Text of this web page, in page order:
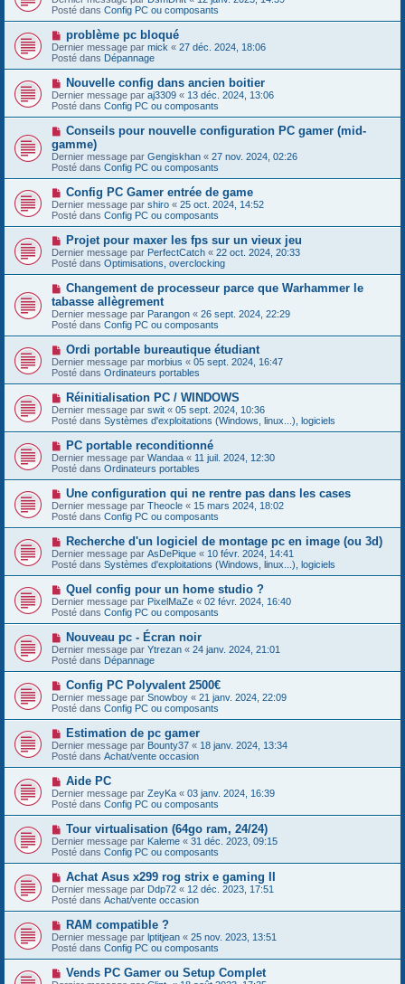
a
g
m
e
s
s
a
g
e
u
v
u
m
e
s
a
g
e
Posté dans Config PC ou composants
N
o
u
v
e
a
u
m
e
s
s
a
g
e
problème pc bloqué
Dernier message par mick « 27 déc. 2024, 18:06
Posté dans Dépannage
N
o
u
v
a
u
m
e
s
s
g
e
Nouvelle config dans ancien boitier
Dernier message par aj3309 « 13 déc. 2024, 13:06
Posté dans Config PC ou composants
N
u
v
e
a
u
m
e
s
s
a
g
e
Conseils pour nouvelle configuration PC gamer (mid-
gamme)
Dernier message par Gengiskhan « 27 nov. 2024, 02:26
Posté dans Config PC ou composants
N
o
u
v
e
a
u
m
e
s
s
a
g
e
Config PC Gamer entrée de game
Dernier message par shiro « 25 oct. 2024, 14:52
Posté dans Config PC ou composants
N
o
u
v
a
u
m
e
s
s
g
e
Projet pour maxer les fps sur un vieux jeu
Dernier message par PerfectCatch « 22 oct. 2024, 20:33
Posté dans Optimisations, overclocking
N
o
u
v
e
a
u
m
e
s
s
a
g
e
Changement de processeur parce que Warhammer le
tabasse allègrement
Dernier message par Parangon « 26 sept. 2024, 22:29
Posté dans Config PC ou composants
N
o
u
v
e
a
u
m
e
s
a
g
e
Ordi portable bureautique étudiant
Dernier message par morbius « 05 sept. 2024, 16:47
Posté dans Ordinateurs portables
N
o
u
v
e
a
u
m
e
s
s
a
g
e
Réinitialisation PC / WINDOWS
Dernier message par swit « 05 sept. 2024, 10:36
Posté dans Systèmes d'exploitations (Windows, linux...), logiciels
N
o
u
v
e
a
u
m
e
s
a
g
e
PC portable reconditionné
Dernier message par Wandaa « 11 juil. 2024, 12:30
Posté dans Ordinateurs portables
N
o
u
v
e
a
u
m
e
s
s
a
g
e
Une configuration qui ne rentre pas dans les cases
Dernier message par Theocle « 15 mars 2024, 18:02
Posté dans Config PC ou composants
N
o
u
v
a
u
m
e
s
a
g
e
Recherche d'un logiciel de montage pc en image (ou 3d)
Dernier message par AsDePique « 10 févr. 2024, 14:41
Posté dans Systèmes d'exploitations (Windows, linux...), logiciels
N
o
u
v
e
a
u
m
e
s
s
a
g
e
Quel config pour un home studio ?
Dernier message par PixelMaZe « 02 févr. 2024, 16:40
Posté dans Config PC ou composants
N
o
u
v
a
u
m
e
s
a
g
Nouveau pc - Écran noir
Dernier message par Ytrezan « 24 janv. 2024, 21:01
Posté dans Dépannage
N
o
u
v
e
a
u
m
e
s
s
a
g
e
Config PC Polyvalent 2500€
Dernier message par Snowboy « 21 janv. 2024, 22:09
Posté dans Config PC ou composants
N
o
u
v
a
u
m
e
s
s
a
g
Estimation de pc gamer
Dernier message par Bounty37 « 18 janv. 2024, 13:34
Posté dans Achat/vente occasion
N
o
u
v
e
u
m
e
s
s
a
g
e
Aide PC
Dernier message par ZeyKa « 03 janv. 2024, 16:39
Posté dans Config PC ou composants
N
o
u
v
a
u
m
e
s
a
g
e
Tour virtualisation (64go ram, 24/24)
Dernier message par Kaleme « 31 déc. 2023, 09:15
Posté dans Config PC ou composants
N
o
u
v
e
a
u
m
e
s
Achat Asus x299 rog strix e gaming II
Dernier message par Ddp72 « 12 déc. 2023, 17:51
Posté dans Achat/vente occasion
N
o
u
v
e
RAM compatible ?
Dernier message par lptitjean « 25 nov. 2023, 13:51
Posté dans Config PC ou composants
N
o
Vends PC Gamer ou Setup Complet